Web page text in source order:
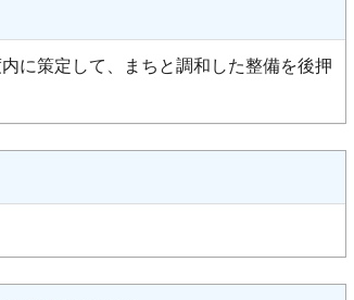
に策定して、まちと調和した整備を後押